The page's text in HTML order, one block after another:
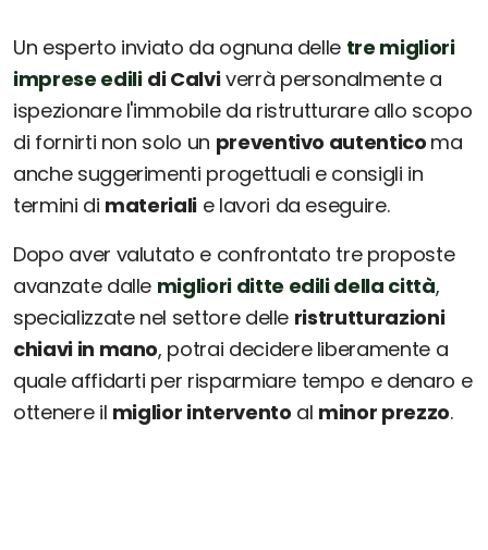
Un esperto inviato da ognuna delle tre migliori
imprese edili di Calviverrà personalmente a
ispezionare l'immobile da ristrutturare allo scopo
di fornirti non solo un preventivo autentico ma
anche suggerimenti progettuali e consigli in
termini di materiali e lavori da eseguire.
Dopo aver valutato e confrontato tre proposte
avanzate dalle migliori ditte edili della città,
specializzate nel settore delle ristrutturazioni
chiavi in mano, potrai decidere liberamente a
quale affidarti per risparmiare tempo e denaro e
ottenere il miglior intervento al minor prezzo.